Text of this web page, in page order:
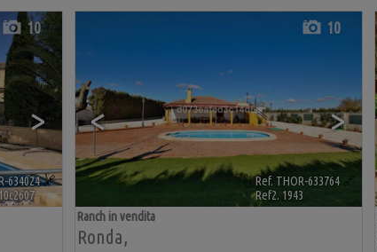
>
10
634024🔗
< >
10
Ref. THOR-633764 🔗
Ref2. 1943
Ronda,
Ranch in vendita